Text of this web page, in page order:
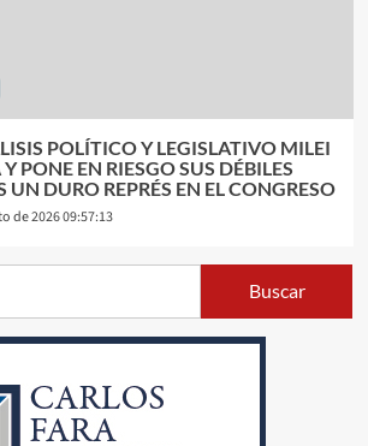
POLÍTICO Y LEGISLATIVO MILEI
PONE EN RIESGO SUS DÉBILES
UN DURO REPRÉS EN EL CONGRESO
de 2026 09:57:13